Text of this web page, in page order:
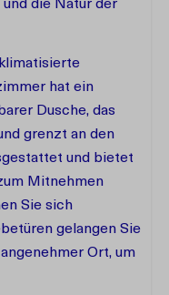
und die Natur der
hat ein
Dusche, das
grenzt an den
und bietet
Mitnehmen
Sie sich
gelangen Sie
Ort, um